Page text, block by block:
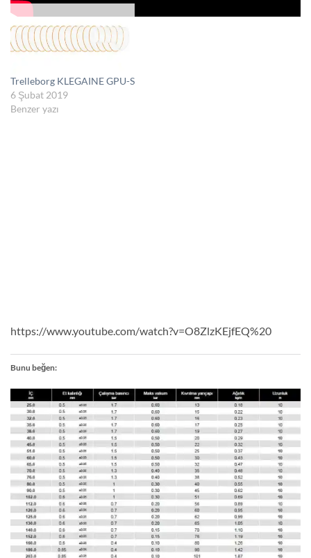
Trelleborg KLEGAINE GPU-S
6 Şubat 2019
Benzer yazı
https://www.youtube.com/watch?v=O8ZlzKEjfEQ%20
Bunu beğen: